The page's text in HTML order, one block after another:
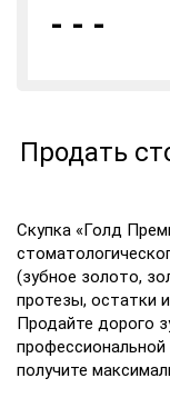
- - -
Продать
Скупка «Голд
(зубное золото,
протезы, остатки
Продайте дорого
получите